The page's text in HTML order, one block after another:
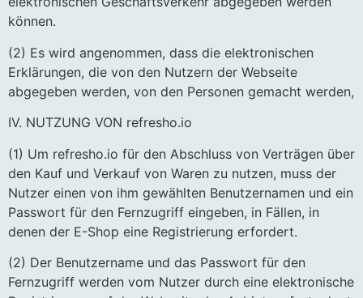
können.
(2) Es wird angenommen, dass die elektronischen
Erklärungen, die von den Nutzern der Webseite
abgegeben werden, von den Personen gemacht werden,
IV. NUTZUNG VON refresho.io
(1) Um refresho.io für den Abschluss von Verträgen über
den Kauf und Verkauf von Waren zu nutzen, muss der
Nutzer einen von ihm gewählten Benutzernamen und ein
Passwort für den Fernzugriff eingeben, in Fällen, in
denen der E-Shop eine Registrierung erfordert.
(2) Der Benutzername und das Passwort für den
Fernzugriff werden vom Nutzer durch eine elektronische